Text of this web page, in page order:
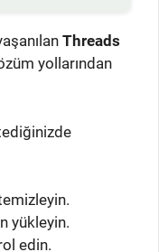
Threads
yollarından
yükleyin.
edin.